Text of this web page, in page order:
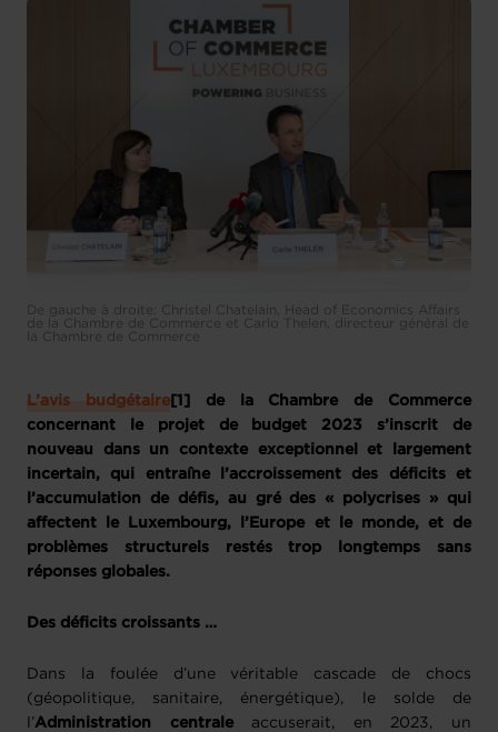
De gauche à droite: Christel Chatelain, Head of Economics Affairs
de la Chambre de Commerce et Carlo Thelen, directeur général de
la Chambre de Commerce
L’avis budgétaire[1] de la Chambre de Commerce
concernant le projet de budget 2023 s’inscrit de
nouveau dans un contexte exceptionnel et largement
incertain, qui entraîne l’accroissement des déficits et
l’accumulation de défis, au gré des « polycrises » qui
affectent le Luxembourg, l’Europe et le monde, et de
problèmes structurels restés trop longtemps sans
réponses globales.
Des déficits croissants …
Dans la foulée d’une véritable cascade de chocs
(géopolitique, sanitaire, énergétique), le solde de
l’Administration centraleaccuserait, en 2023, un